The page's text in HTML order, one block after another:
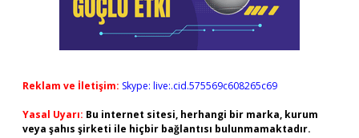
Reklam ve İletişim: Skype: live:.cid.575569c608265c69
Yasal Uyarı: Bu internet sitesi, herhangi bir marka, kurum
veya şahıs şirketi ile hiçbir bağlantısı bulunmamaktadır.